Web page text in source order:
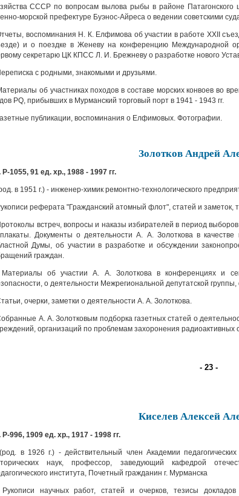
СССР по вопросам вылова рыбы в районе Патагонского
морской префектуре Буэнос-Айреса о ведении советскими
воспоминания Н. К. Елфимова об участии в работе XXII
и о поездке в Женеву на конференцию Международной
секретарю ЦК КПСС Л. И. Брежневу о разработке нового
с родными, знакомыми и друзьями.
об участниках походов в составе морских конвоев во
PQ, прибывших в Мурманский торговый порт в 1941 - 1943 гг.
публикации, воспоминания о Елфимовых. Фотографии.
Золотков Андрей
1055, 91 ед. хр., 1988 - 1997 гг.
в 1951 г.) - инженер-химик ремонтно-технологического
реферата "Гражданский атомный флот", статей и заметок,
встреч, вопросы и наказы избирателей в период
Документы о деятельности А. А. Золоткова в
Думы, об участии в разработке и обсуждении
граждан.
Материалы об участии А. А. Золоткова в конференциях и
о деятельности Межрегиональной депутатской группы,
очерки, заметки о деятельности А. А. Золоткова.
А. А. Золотковым подборка газетных статей о
организаций по проблемам захоронения радиоактивных
- 23 -
Киселев Алексей
996, 1909 ед. хр., 1917 - 1998 гг.
(род. в 1926 г.) - действительный член Академии
наук, профессор, заведующий кафедрой
института, Почетный гражданин г. Мурманска
Рукописи научных работ, статей и очерков, тезисы